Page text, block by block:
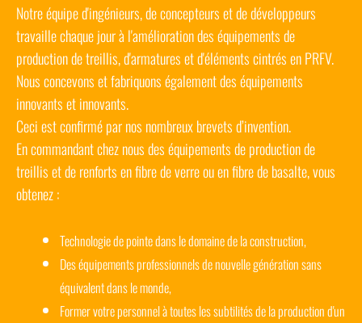
Notre équipe d'ingénieurs, de concepteurs et de développeurs
travaille chaque jour à l'amélioration des équipements de
production de treillis, d'armatures et d'éléments cintrés en PRFV.
Nous concevons et fabriquons également des équipements
innovants et innovants.
Ceci est confirmé par nos nombreux brevets d’invention.
En commandant chez nous des équipements de production de
treillis et de renforts en fibre de verre ou en fibre de basalte, vous
obtenez :
Technologie de pointe dans le domaine de la construction,
Des équipements professionnels de nouvelle génération sans
équivalent dans le monde,
Former votre personnel à toutes les subtilités de la production d'un